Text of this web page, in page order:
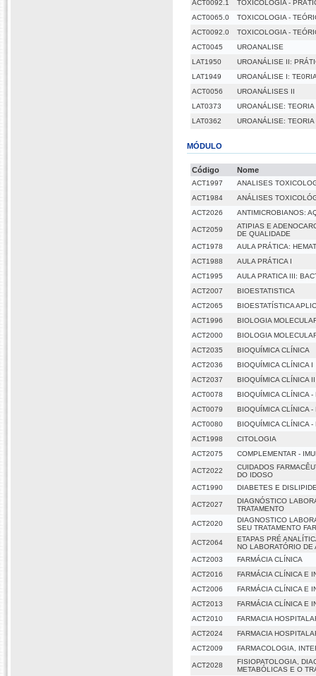
ACT0092.1
TOXICOLOGIA -
ACT0065.0
TOXICOLOGIA -
ACT0092.0
TOXICOLOGIA -
ACT0045
UROANALISE
LAT1950
UROANÁLISE II:
LAT1949
UROANÁLISE I:
ACT0056
UROANÁLISES II
LAT0373
UROANÁLISE: TEORIA
LAT0362
UROANÁLISE: TEORIA
MÓDULO
Código Nome
ACT1997
ANALISES
ACT1984
ANÁLISES
ACT2026
ANTIMICROBIANOS:
ACT2059
ATIPIAS E
DE QUALIDADE
ACT1978
AULA PRÁTICA:
ACT1988
AULA PRÁTICA I
ACT1995
AULA PRATICA III:
ACT2007
BIOESTATISTICA
ACT2065
BIOESTATÍSTICA
ACT1996
BIOLOGIA
ACT2000
BIOLOGIA
ACT2035
BIOQUÍMICA CLÍNICA
ACT2036
BIOQUÍMICA CLÍNICA I
ACT2037
BIOQUÍMICA CLÍNICA II
ACT0078
BIOQUÍMICA CLÍNICA -
ACT0079
BIOQUÍMICA CLÍNICA -
ACT0080
BIOQUÍMICA CLÍNICA -
ACT1998
CITOLOGIA
ACT2075
COMPLEMENTAR -
ACT2022
CUIDADOS
DO IDOSO
ACT1990
DIABETES E
ACT2027
DIAGNÓSTICO
TRATAMENTO
ACT2020
DIAGNOSTICO
SEU TRATAMENTO
ACT2064
ETAPAS PRÉ
NO LABORATÓRIO DE
ACT2003
FARMÁCIA CLÍNICA
ACT2016
FARMÁCIA CLÍNICA E
ACT2006
FARMÁCIA CLÍNICA E
ACT2013
FARMÁCIA CLÍNICA E
ACT2010
FARMACIA
ACT2024
FARMACIA
ACT2009
FARMACOLOGIA,
ACT2028
FISIOPATOLOGIA,
METABÓLICAS E O